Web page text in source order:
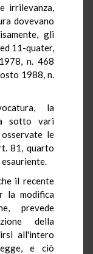
irrilevanza,
dovevano
gli
11-quater,
n. 468
1988, n.
la
sotto vari
le
81, quarto
esauriente.
il recente
la modifica
prevede
della
all'intero
e ciò